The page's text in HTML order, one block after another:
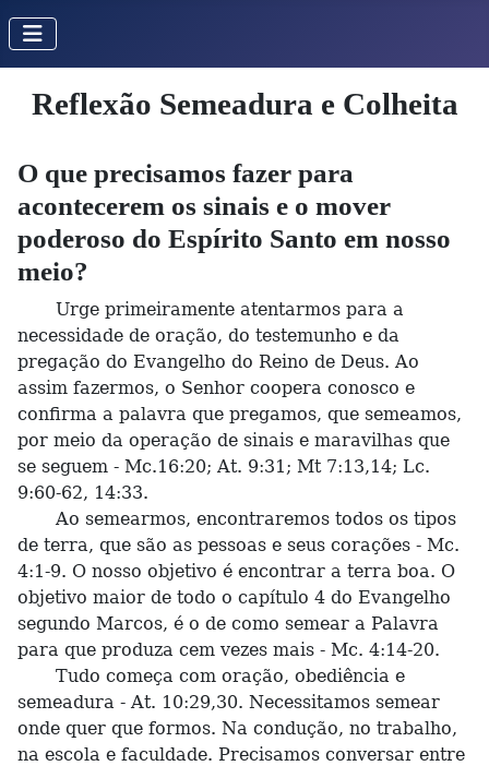
Reflexão Semeadura e Colheita
O que precisamos fazer para
acontecerem os sinais e o mover
poderoso do Espírito Santo em nosso
meio?
Urge primeiramente atentarmos para a
necessidade de oração, do testemunho e da
pregação do Evangelho do Reino de Deus. Ao
assim fazermos, o Senhor coopera conosco e
confirma a palavra que pregamos, que semeamos,
por meio da operação de sinais e maravilhas que
se seguem - Mc.16:20; At. 9:31; Mt 7:13,14; Lc.
9:60-62, 14:33.
Ao semearmos, encontraremos todos os tipos
de terra, que são as pessoas e seus corações - Mc.
4:1-9. O nosso objetivo é encontrar a terra boa. O
objetivo maior de todo o capítulo 4 do Evangelho
segundo Marcos, é o de como semear a Palavra
para que produza cem vezes mais - Mc. 4:14-20.
Tudo começa com oração, obediência e
semeadura - At. 10:29,30. Necessitamos semear
onde quer que formos. Na condução, no trabalho,
na escola e faculdade. Precisamos conversar entre